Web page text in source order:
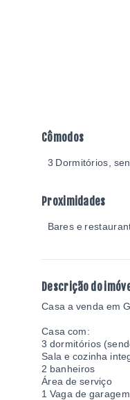
Cômodos
3 Dormitórios,
Proximidades
Bares e
Descrição do
Casa a venda em
Casa com:
3 dormitórios
Sala e cozinha
2 banheiros
Área de serviço
1 Vaga de